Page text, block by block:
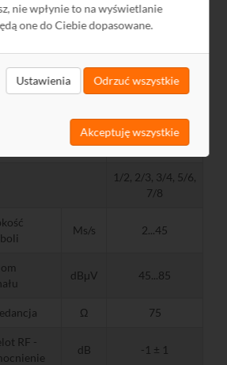
nie wpłynie to na wyświetlanie
one do Ciebie dopasowane.
Ustawienia Odrzuć wszystkie
Akceptuję wszystkie
8PSK: 3/5, 2/3,
9/10, QPSK: 1/2,
3/5, 2/3, 3/4, 5/6,
8/9, 9/10
DVB-S
QPSK
1/2, 2/3, 3/4, 5/6,
7/8
Ms/s 2...45
dBμV 45...85
Ω 75
RF -
dB -1 ± 1